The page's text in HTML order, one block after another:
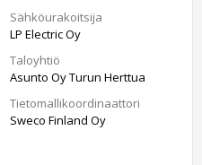
Sähköurakoitsija
LP Electric Oy
Taloyhtiö
Asunto Oy Turun Herttua
Tietomallikoordinaattori
Sweco Finland Oy